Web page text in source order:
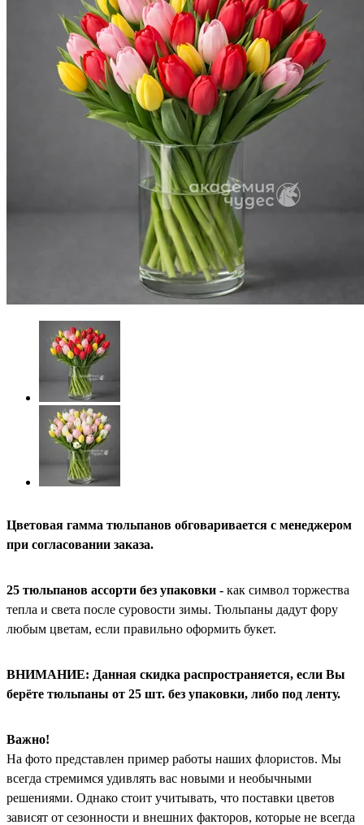
Цветовая гамма тюльпанов обговаривается с менеджером
при согласовании заказа.
25 тюльпанов ассорти без упаковки - как символ торжества
тепла и света после суровости зимы. Тюльпаны дадут фору
любым цветам, если правильно оформить букет.
ВНИМАНИЕ: Данная скидка распространяется, если Вы
берёте тюльпаны от 25 шт. без упаковки, либо под ленту.
Важно!
На фото представлен пример работы наших флористов. Мы
всегда стремимся удивлять вас новыми и необычными
решениями. Однако стоит учитывать, что поставки цветов
зависят от сезонности и внешних факторов, которые не всегда